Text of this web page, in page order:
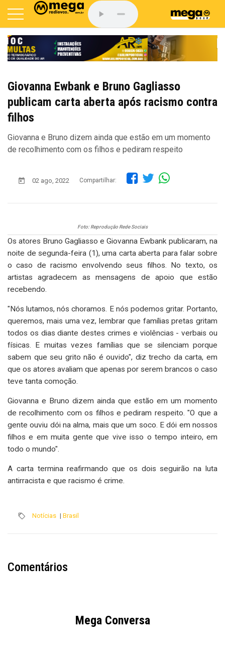
Giovanna Ewbank e Bruno Gagliasso
publicam carta aberta após racismo contra
filhos
Giovanna e Bruno dizem ainda que estão em um momento
de recolhimento com os filhos e pediram respeito
02 ago, 2022 Compartilhar:
Foto: Reprodução Rede Sociais
Os atores Bruno Gagliasso e Giovanna Ewbank publicaram, na
noite de segunda-feira (1), uma carta aberta para falar sobre
o caso de racismo envolvendo seus filhos. No texto, os
artistas agradecem as mensagens de apoio que estão
recebendo.
"Nós lutamos, nós choramos. E nós podemos gritar. Portanto,
queremos, mais uma vez, lembrar que famílias pretas gritam
todos os dias diante destes crimes e violências - verbais ou
físicas. E muitas vezes famílias que se silenciam porque
sabem que seu grito não é ouvido", diz trecho da carta, em
que os atores avaliam que apenas por serem brancos o caso
teve tanta comoção.
Giovanna e Bruno dizem ainda que estão em um momento
de recolhimento com os filhos e pediram respeito. "O que a
gente ouviu dói na alma, mais que um soco. E dói em nossos
filhos e em muita gente que vive isso o tempo inteiro, em
todo o mundo".
A carta termina reafirmando que os dois seguirão na luta
antirracista e que racismo é crime.
Notícias | Brasil
Comentários
Mega Conversa